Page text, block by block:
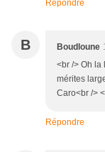
Répondre
B Boudloune
<br /> Oh la
mérites
Caro<br />
Répondre